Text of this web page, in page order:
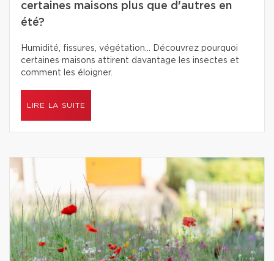
certaines maisons plus que d'autres en
été?
Humidité, fissures, végétation… Découvrez pourquoi
certaines maisons attirent davantage les insectes et
comment les éloigner.
LIRE LA SUITE